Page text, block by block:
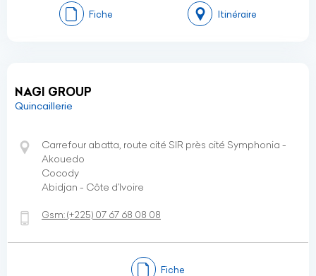
Fiche Itinéraire
NAGI GROUP
Quincaillerie
Carrefour abatta, route cité SIR près cité Symphonia -
Akouedo
Cocody
Abidjan - Côte d’Ivoire
Gsm:(+225) 07 67 68 08 08
Fiche